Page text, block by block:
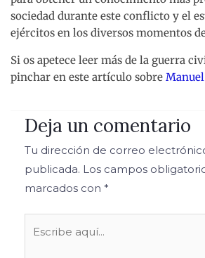
sociedad durante este conflicto y el
ejércitos en los diversos momentos
Si os apetece leer más de la guerra
pinchar en este artículo sobre
Deja un comentario
Tu dirección de correo
publicada. Los campos
marcados con *